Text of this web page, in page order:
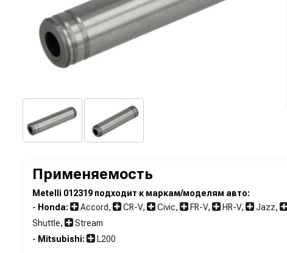
Применяемость
Metelli 012319 подходит к маркам/моделям авто:
- Honda: Accord, CR-V, Civic, FR-V, HR-V, Jazz,
Shuttle,
Stream
- Mitsubishi: L200